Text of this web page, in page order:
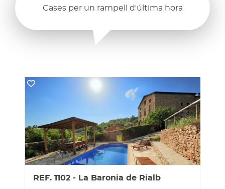
Cases per un rampell d'última hora
REF. 1102 - La Baronia de Rialb